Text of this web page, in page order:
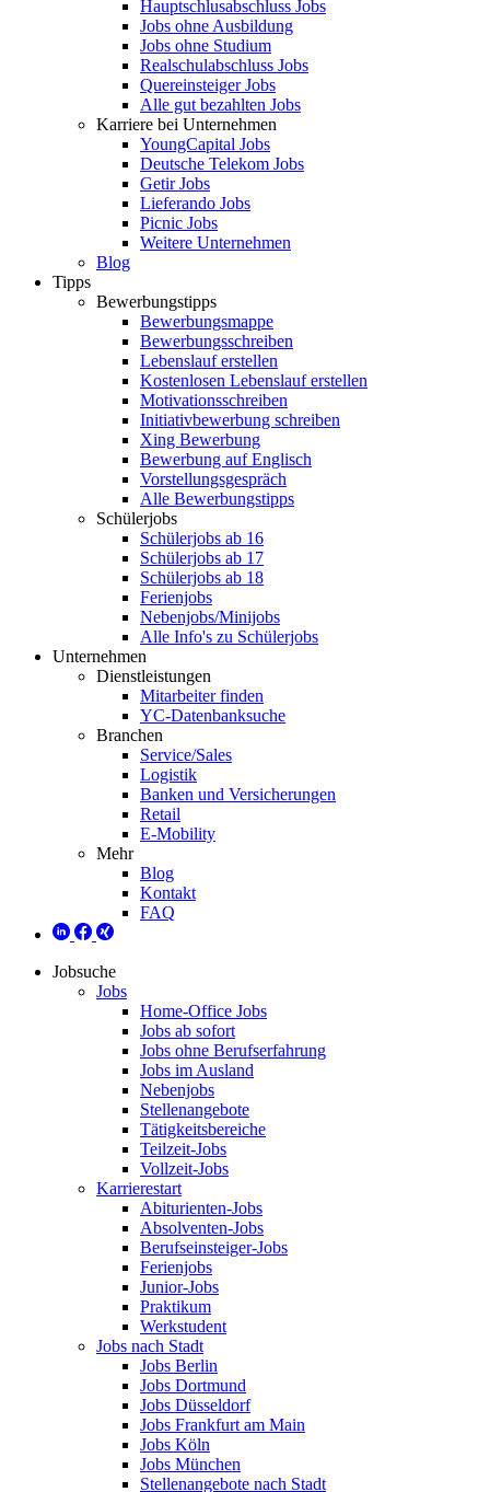
Hauptschlusabschluss Jobs
Jobs ohne Ausbildung
Jobs ohne Studium
Realschulabschluss Jobs
Quereinsteiger Jobs
Alle gut bezahlten Jobs
Karriere bei Unternehmen
YoungCapital Jobs
Deutsche Telekom Jobs
Getir Jobs
Lieferando Jobs
Picnic Jobs
Weitere Unternehmen
Blog
Tipps
Bewerbungstipps
Bewerbungsmappe
Bewerbungsschreiben
Lebenslauf erstellen
Kostenlosen Lebenslauf erstellen
Motivationsschreiben
Initiativbewerbung schreiben
Xing Bewerbung
Bewerbung auf Englisch
Vorstellungsgespräch
Alle Bewerbungstipps
Schülerjobs
Schülerjobs ab 16
Schülerjobs ab 17
Schülerjobs ab 18
Ferienjobs
Nebenjobs/Minijobs
Alle Info's zu Schülerjobs
Unternehmen
Dienstleistungen
Mitarbeiter finden
YC-Datenbanksuche
Branchen
Service/Sales
Logistik
Banken und Versicherungen
Retail
E-Mobility
Mehr
Blog
Kontakt
FAQ
Jobsuche
Jobs
Home-Office Jobs
Jobs ab sofort
Jobs ohne Berufserfahrung
Jobs im Ausland
Nebenjobs
Stellenangebote
Tätigkeitsbereiche
Teilzeit-Jobs
Vollzeit-Jobs
Karrierestart
Abiturienten-Jobs
Absolventen-Jobs
Berufseinsteiger-Jobs
Ferienjobs
Junior-Jobs
Praktikum
Werkstudent
Jobs nach Stadt
Jobs Berlin
Jobs Dortmund
Jobs Düsseldorf
Jobs Frankfurt am Main
Jobs Köln
Jobs München
Stellenangebote nach Stadt